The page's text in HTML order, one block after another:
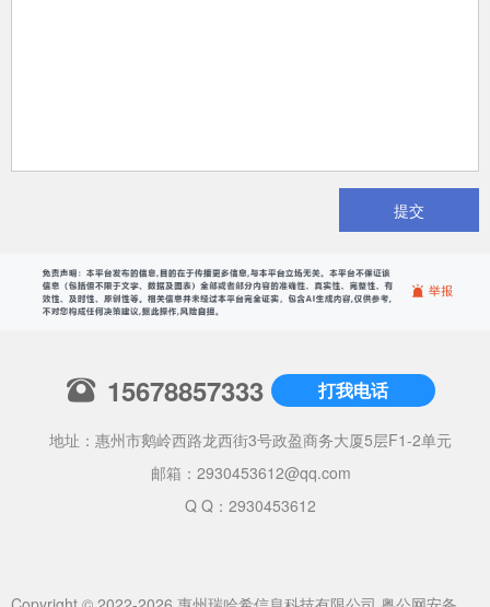
提交
15678857333 打我电话
地址：惠州市鹅岭西路龙西街3号政盈商务大厦5层F1-2单元
邮箱： 2930453612@qq.com
Q Q：2930453612